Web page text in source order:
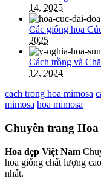
14, 2025
Các giống hoa
2025
Cách trồng và
12, 2024
cach trong hoa mimosa
mimosa hoa mimosa
Chuyên trang Hoa
Hoa đẹp Việt Nam
hoa giống chất lượng
nhất.